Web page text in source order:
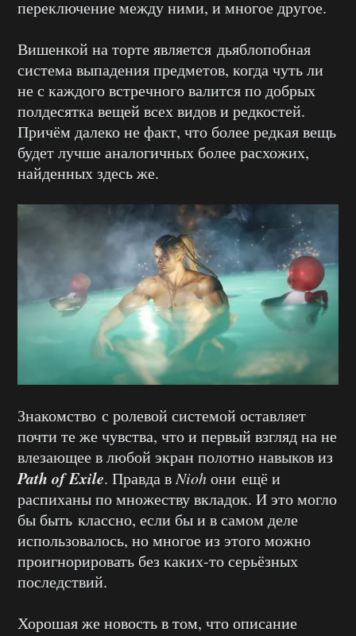
переключение между ними, и многое другое.
Вишенкой на торте является дьяблопобная
система выпадения предметов, когда чуть ли
не с каждого встречного валится по добрых
полдесятка вещей всех видов и редкостей.
Причём далеко не факт, что более редкая вещь
будет лучше аналогичных более расхожих,
найденных здесь же.
Знакомство с ролевой системой оставляет
почти те же чувства, что и первый взгляд на не
влезающее в любой экран полотно навыков из
Path of Exile. Правда вNiohони ещё и
распиханы по множеству вкладок. И это могло
бы быть классно, если бы и в самом деле
использовалось, но многое из этого можно
проигнорировать без каких-то серьёзных
последствий.
Хорошая же новость в том, что описание